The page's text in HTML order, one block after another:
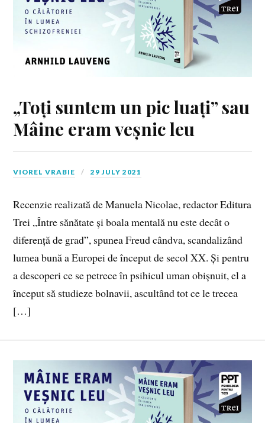
„Toți suntem un pic luați” sau
Mâine eram veșnic leu
VIOREL VRABIE 29 JULY 2021
Recenzie realizată de Manuela Nicolae, redactor Editura
Trei „Între sănătate și boala mentală nu este decât o
diferență de grad”, spunea Freud cândva, scandalizând
lumea bună a Europei de început de secol XX. Și pentru
a descoperi ce se petrece în psihicul uman obișnuit, el a
început să studieze bolnavii, ascultând tot ce le trecea
[…]